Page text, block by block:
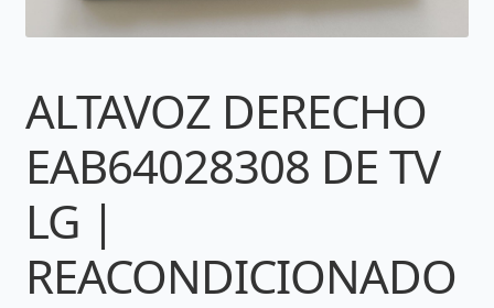
ALTAVOZ DERECHO
EAB64028308 DE TV
LG |
REACONDICIONADO